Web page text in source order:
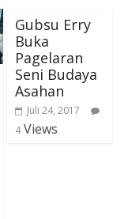
Gubsu Erry
Buka
Pagelaran
Seni Budaya
Asahan
Juli 24, 2017
4 Views